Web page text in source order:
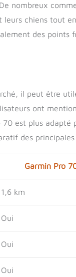
nombreux
chiens tout
des points
il peut être
ont
est plus adapté
des
Garmin Pro
1,6 km
Oui
Oui
Oui